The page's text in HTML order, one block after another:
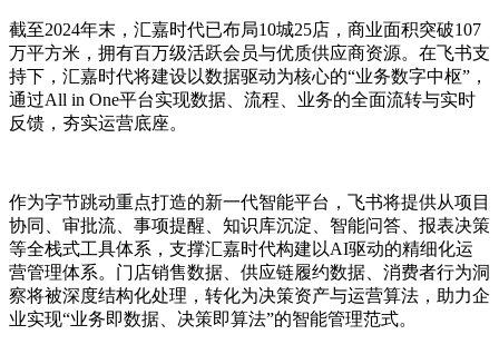
截至2024年末，汇嘉时代已布局10城25店，商业面积突破107
万平方米，拥有百万级活跃会员与优质供应商资源。在飞书支
持下，汇嘉时代将建设以数据驱动为核心的“业务数字中枢”，
通过All in One平台实现数据、流程、业务的全面流转与实时
反馈，夯实运营底座。
作为字节跳动重点打造的新一代智能平台，飞书将提供从项目
协同、审批流、事项提醒、知识库沉淀、智能问答、报表决策
等全栈式工具体系，支撑汇嘉时代构建以AI驱动的精细化运
营管理体系。门店销售数据、供应链履约数据、消费者行为洞
察将被深度结构化处理，转化为决策资产与运营算法，助力企
业实现“业务即数据、决策即算法”的智能管理范式。